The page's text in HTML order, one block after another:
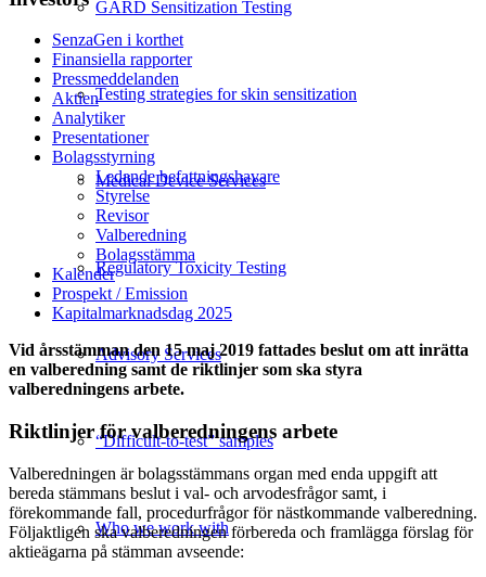
GARD Sensitization Testing
Testing strategies for skin sensitization
Medical Device Services
Regulatory Toxicity Testing
Advisory Services
“Difficult-to-test” samples
Who we work with
SenzaGen i korthet
Finansiella rapporter
Pressmeddelanden
Aktien
Analytiker
Presentationer
Bolagsstyrning
Ledande befattningshavare
Styrelse
Revisor
Valberedning
Bolagsstämma
Kalender
Prospekt / Emission
Kapitalmarknadsdag 2025
Vid årsstämman den 15 maj 2019 fattades beslut om att inrätta
en valberedning samt de riktlinjer som ska styra
valberedningens arbete.
Riktlinjer för valberedningens arbete
Valberedningen är bolagsstämmans organ med enda uppgift att
bereda stämmans beslut i val- och arvodesfrågor samt, i
förekommande fall, procedurfrågor för nästkommande valberedning.
Följaktligen ska valberedningen förbereda och framlägga förslag för
aktieägarna på stämman avseende: